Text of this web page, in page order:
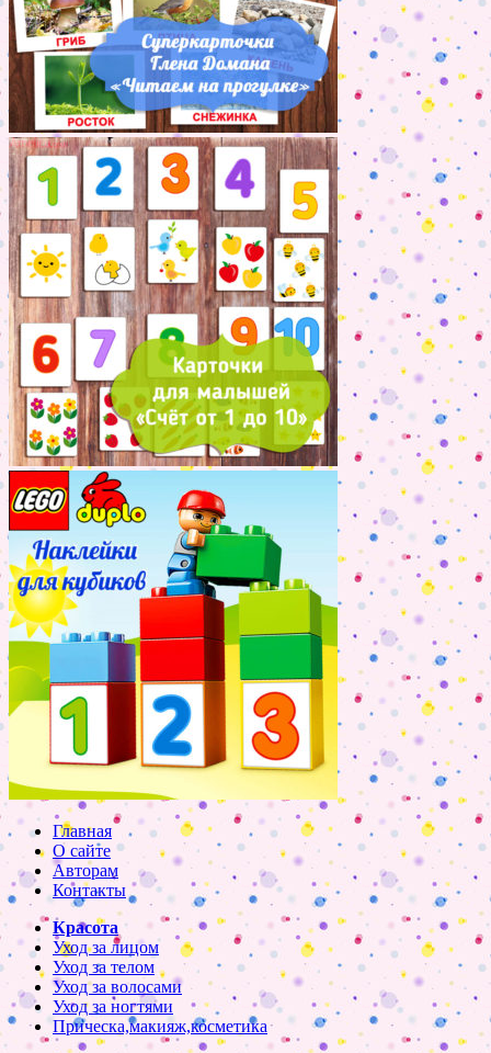
Главная
О сайте
Авторам
Контакты
Красота
Уход за лицом
Уход за телом
Уход за волосами
Уход за ногтями
Прическа,макияж,косметика